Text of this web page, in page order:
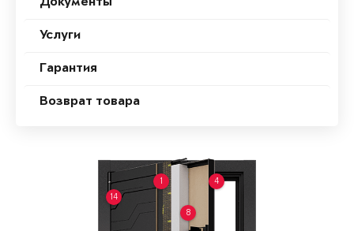
Документы
Услуги
Гарантия
Возврат товара
1 4
8
14